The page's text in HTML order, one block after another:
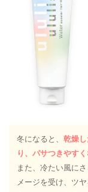
冬になると、 乾燥
り、パサつきやすく
また、冷たい風に
メージを受け、ツ